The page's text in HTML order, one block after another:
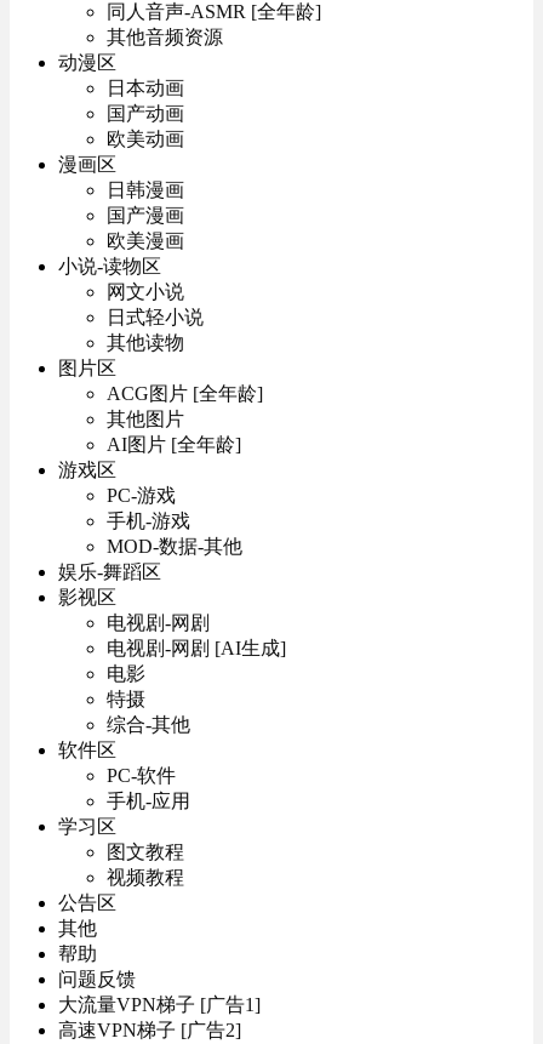
同人音声-ASMR [全年龄]
其他音频资源
动漫区
日本动画
国产动画
欧美动画
漫画区
日韩漫画
国产漫画
欧美漫画
小说-读物区
网文小说
日式轻小说
其他读物
图片区
ACG图片 [全年龄]
其他图片
AI图片 [全年龄]
游戏区
PC-游戏
手机-游戏
MOD-数据-其他
娱乐-舞蹈区
影视区
电视剧-网剧
电视剧-网剧 [AI生成]
电影
特摄
综合-其他
软件区
PC-软件
手机-应用
学习区
图文教程
视频教程
公告区
其他
帮助
问题反馈
大流量VPN梯子 [广告1]
高速VPN梯子 [广告2]